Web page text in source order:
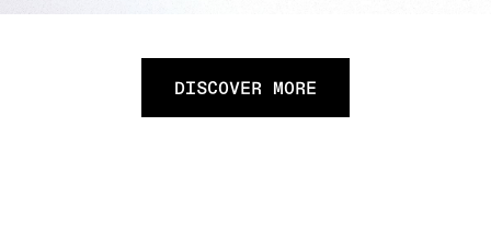
DISCOVER MORE